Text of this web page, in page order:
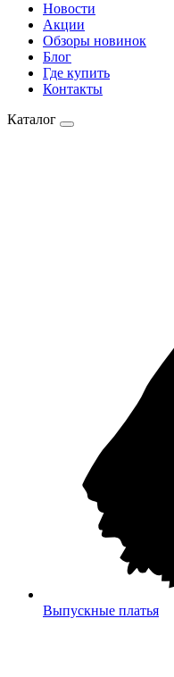
Новости
Акции
Обзоры новинок
Блог
Где купить
Контакты
Каталог
Выпускные платья